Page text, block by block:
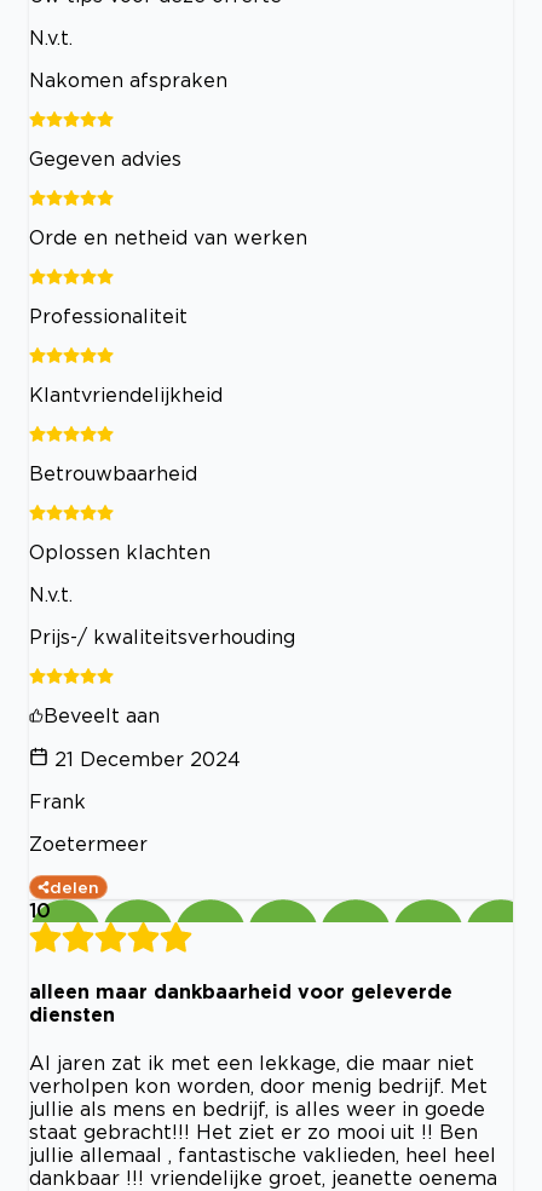
N.v.t.
Nakomen afspraken
Gegeven advies
Orde en netheid van werken
Professionaliteit
Klantvriendelijkheid
Betrouwbaarheid
Oplossen klachten
N.v.t.
Prijs-/ kwaliteitsverhouding
Beveelt aan
21 December 2024
Frank
Zoetermeer
delen
10
alleen maar dankbaarheid voor geleverde
diensten
Al jaren zat ik met een lekkage, die maar niet
verholpen kon worden, door menig bedrijf. Met
jullie als mens en bedrijf, is alles weer in goede
staat gebracht!!! Het ziet er zo mooi uit !! Ben
jullie allemaal , fantastische vaklieden, heel heel
dankbaar !!! vriendelijke groet, jeanette oenema